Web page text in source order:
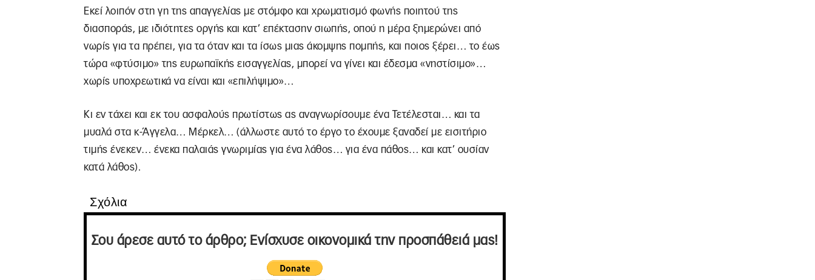
Εκεί λοιπόν στη γη της απαγγελίας με στόμφο και χρωματισμό φωνής ποιητού της
διασποράς, με ιδιότητες οργής και κατ’ επέκτασην σιωπής, οπού η μέρα ξημερώνει από
νωρίς για τα πρέπει, για τα όταν και τα ίσως μιας άκομψης πομπής, και ποιος ξέρει… το έως
τώρα «φτύσιμο» της ευρωπαϊκής εισαγγελίας, μπορεί να γίνει και έδεσμα «νηστίσιμο»…
χωρίς υποχρεωτικά να είναι και «επιλήψιμο»…
Κι εν τάχει και εκ του ασφαλούς πρωτίστως ας αναγνωρίσουμε ένα Τετέλεσται… και τα
μυαλά στα κ-Άγγελα… Μέρκελ… (άλλωστε αυτό το έργο το έχουμε ξαναδεί με εισιτήριο
τιμής ένεκεν… ένεκα παλαιάς γνωριμίας για ένα λάθος… για ένα πάθος… και κατ’ ουσίαν
κατά λάθος).
Σχόλια
Σου άρεσε αυτό το άρθρο; Ενίσχυσε οικονομικά την προσπάθειά μας!